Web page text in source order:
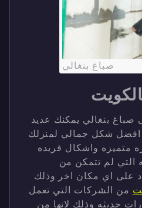
صباغ بنغالي
صباغ بنغالي يمكنك عديد
شكل جمالي لمنزلك
واشكال فريده
التي لم تتمكن من
على اي مكان اخر وذلك
من الشركات التي تعمل
حديثه وذلك لانها من